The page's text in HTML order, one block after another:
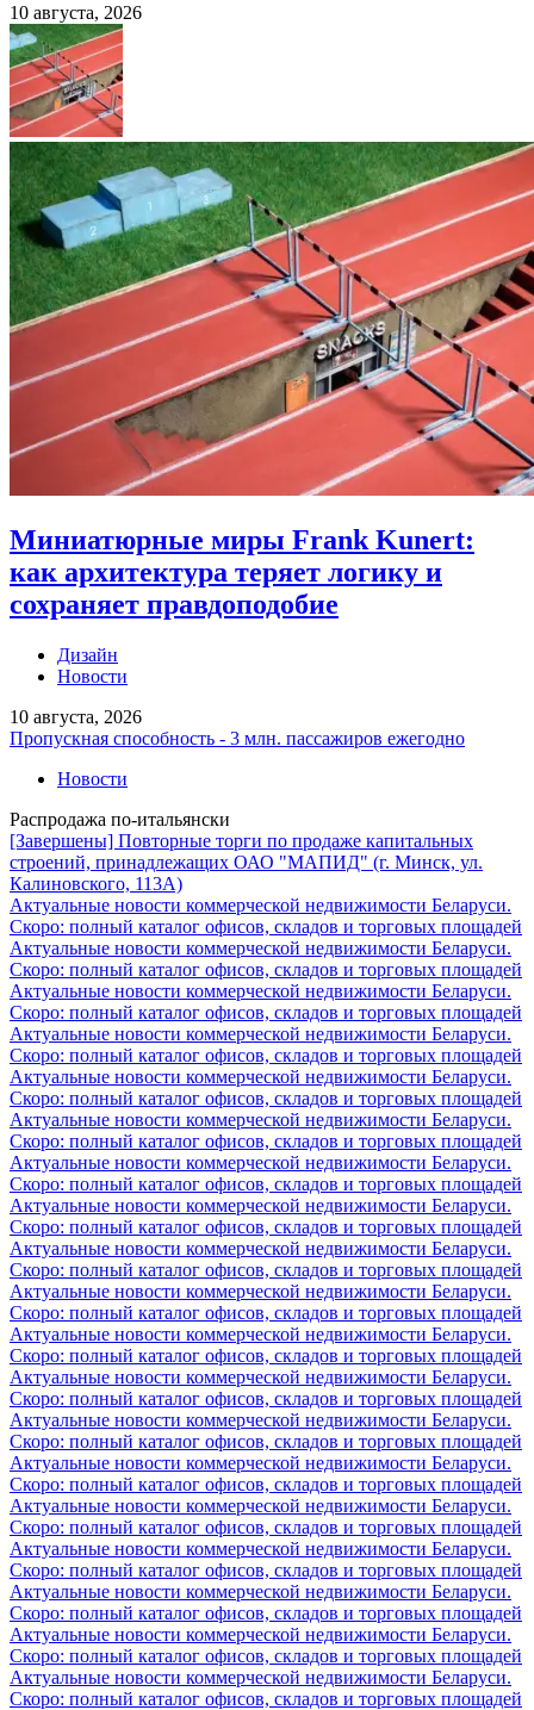
10 августа, 2026
Миниатюрные миры Frank Kunert:
как архитектура теряет логику и
сохраняет правдоподобие
Дизайн
Новости
10 августа, 2026
Пропускная способность - 3 млн. пассажиров ежегодно
Новости
Распродажа по-итальянски
[Завершены] Повторные торги по продаже капитальных
строений, принадлежащих ОАО "МАПИД" (г. Минск, ул.
Калиновского, 113А)
Актуальные новости коммерческой недвижимости Беларуси.
Скоро: полный каталог офисов, складов и торговых площадей
Актуальные новости коммерческой недвижимости Беларуси.
Скоро: полный каталог офисов, складов и торговых площадей
Актуальные новости коммерческой недвижимости Беларуси.
Скоро: полный каталог офисов, складов и торговых площадей
Актуальные новости коммерческой недвижимости Беларуси.
Скоро: полный каталог офисов, складов и торговых площадей
Актуальные новости коммерческой недвижимости Беларуси.
Скоро: полный каталог офисов, складов и торговых площадей
Актуальные новости коммерческой недвижимости Беларуси.
Скоро: полный каталог офисов, складов и торговых площадей
Актуальные новости коммерческой недвижимости Беларуси.
Скоро: полный каталог офисов, складов и торговых площадей
Актуальные новости коммерческой недвижимости Беларуси.
Скоро: полный каталог офисов, складов и торговых площадей
Актуальные новости коммерческой недвижимости Беларуси.
Скоро: полный каталог офисов, складов и торговых площадей
Актуальные новости коммерческой недвижимости Беларуси.
Скоро: полный каталог офисов, складов и торговых площадей
Актуальные новости коммерческой недвижимости Беларуси.
Скоро: полный каталог офисов, складов и торговых площадей
Актуальные новости коммерческой недвижимости Беларуси.
Скоро: полный каталог офисов, складов и торговых площадей
Актуальные новости коммерческой недвижимости Беларуси.
Скоро: полный каталог офисов, складов и торговых площадей
Актуальные новости коммерческой недвижимости Беларуси.
Скоро: полный каталог офисов, складов и торговых площадей
Актуальные новости коммерческой недвижимости Беларуси.
Скоро: полный каталог офисов, складов и торговых площадей
Актуальные новости коммерческой недвижимости Беларуси.
Скоро: полный каталог офисов, складов и торговых площадей
Актуальные новости коммерческой недвижимости Беларуси.
Скоро: полный каталог офисов, складов и торговых площадей
Актуальные новости коммерческой недвижимости Беларуси.
Скоро: полный каталог офисов, складов и торговых площадей
Актуальные новости коммерческой недвижимости Беларуси.
Скоро: полный каталог офисов, складов и торговых площадей